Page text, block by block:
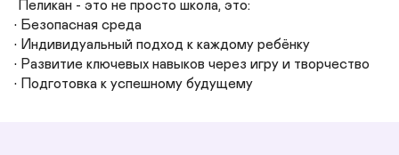
• Безопасная среда
• Индивидуальный подход к каждому ребёнку
• Развитие ключевых навыков через игру и творчество
• Подготовка к успешному будущему